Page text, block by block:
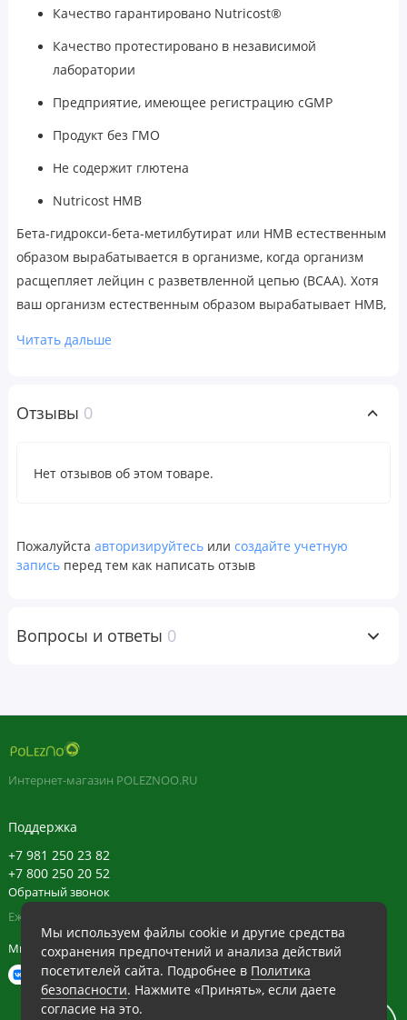
Качество гарантировано Nutricost®
Качество протестировано в независимой
лаборатории
Предприятие, имеющее регистрацию cGMP
Продукт без ГМО
Не содержит глютена
Nutricost HMB
Бета-гидрокси-бета-метилбутират или HMB естественным
образом вырабатывается в организме, когда организм
расщепляет лейцин с разветвленной цепью (BCAA). Хотя
ваш организм естественным образом вырабатывает HMB,
поэтому многие люди обращаются к пищевым добавкам,
нагрузке, уменьшая распад мышц и увеличивая их рост. В
упражнений некоторые добавки могут повысить
В качестве пищевой добавки смешивайте 1 мерную ложку
Предупреждения
при приеме препаратов, наличии заболеваний следует
для детей месте. Не следует использовать продукт, если
защитная пленка повреждена или отсутствует.
продается по весу, а не по объему. Возможна небольшая
усадка продукта.
Пищевая
Размер порции:1
мерная ложка (1 г)
Читать дальше
Отзывы 0
Нет отзывов об этом товаре.
Пожалуйста авторизируйтесь или создайте учетную
запись перед тем как написать отзыв
Вопросы и ответы 0
Мы используем файлы cookie и другие средства
сохранения предпочтений и анализа действий
посетителей сайта. Подробнее в Политика
безопасности. Нажмите «Принять», если даете
согласие на это.
Интернет-магазин POLEZNOO.RU
Поддержка
+7 981 250 23 82
+7 800 250 20 52
Обратный звонок
Ежедневно в будние с 11:30 до 20:30, в выходные с 11:30 до 19:30
Мы в сети